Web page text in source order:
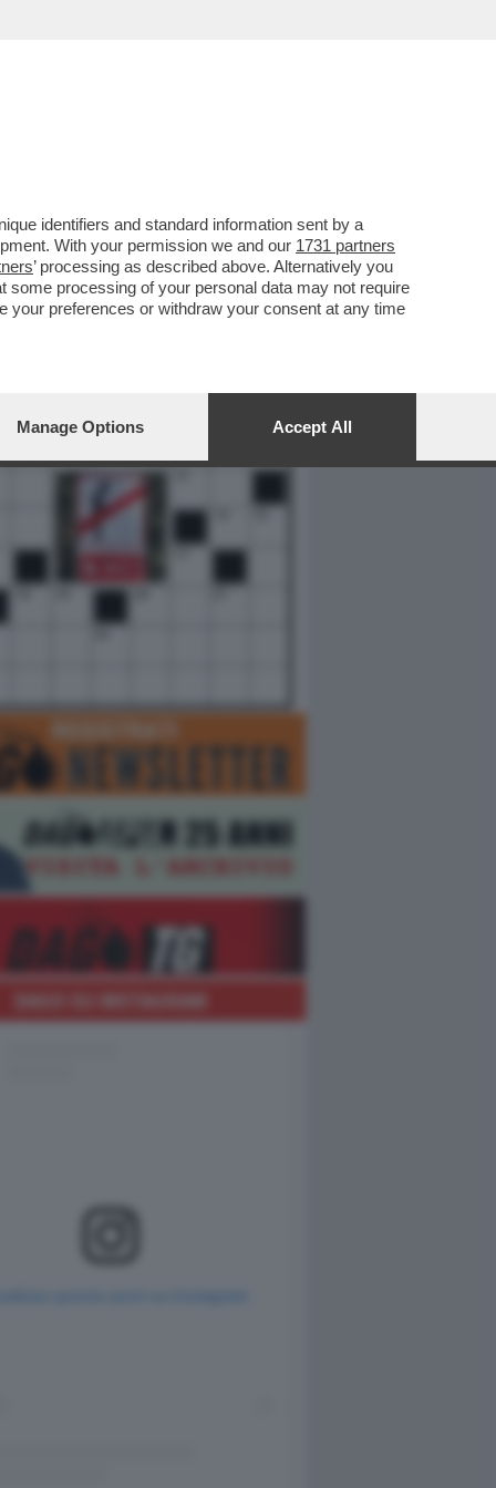
DAGO SU INSTAGRAM
identifiers and standard information sent by a
With your permission we and our 1731 partners
’ processing as described above. Alternatively you
processing of your personal data may not require
your preferences or withdraw your consent at any time
Manage Options Accept All